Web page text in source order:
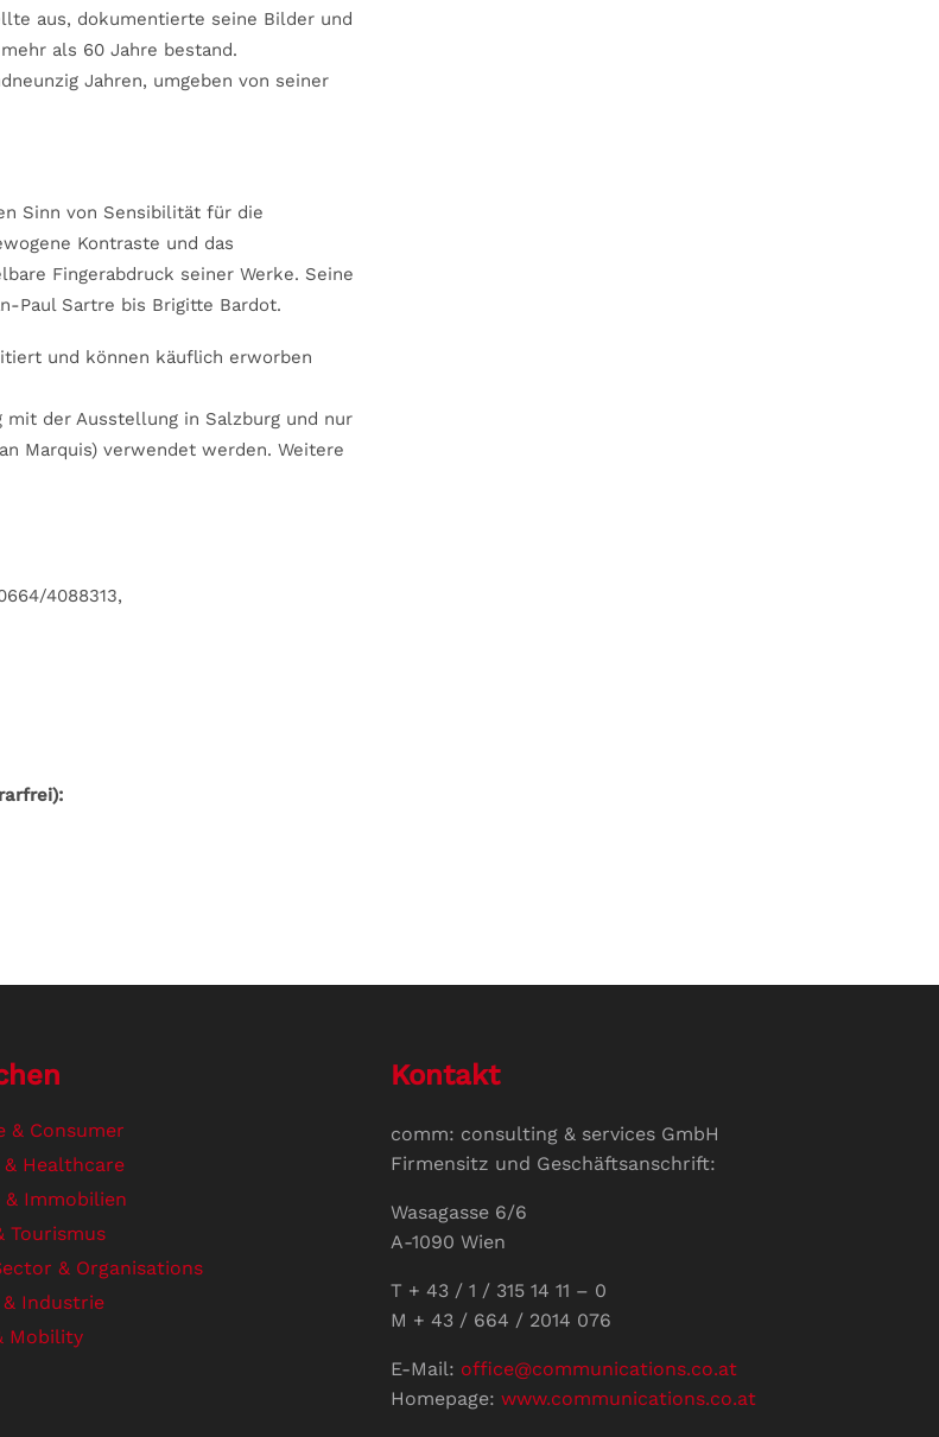
aus, dokumentierte seine Bilder und
als 60 Jahre bestand.
Jahren, umgeben von seiner
Sinn von Sensibilität für die
Kontraste und das
Fingerabdruck seiner Werke. Seine
Paul Sartre bis Brigitte Bardot.
und können käuflich erworben
der Ausstellung in Salzburg und nur
Marquis) verwendet werden. Weitere
4088313,
& Consumer
& Healthcare
& Immobilien
Tourismus
& Organisations
& Industrie
Mobility
Kontakt
comm: consulting & services GmbH
Firmensitz und Geschäftsanschrift:
Wasagasse 6/6
A-1090 Wien
T + 43 / 1 / 315 14 11 – 0
M + 43 / 664 / 2014 076
E-Mail: office@communications.co.at
Homepage: www.communications.co.at